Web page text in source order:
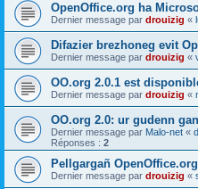
OpenOffice.org ha
Dernier message par drouizig «
Difazier brezhoneg evit
Dernier message par drouizig «
OO.org 2.0.1 est
Dernier message par drouizig «
OO.org 2.0: ur gudenn
Dernier message par Malo-net «
Réponses : 2
Pellgargañ
Dernier message par drouizig «